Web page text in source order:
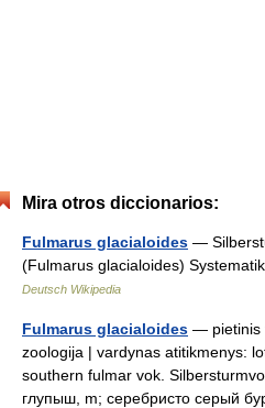
Mira otros diccionarios:
Fulmarus glacialoides —
(Fulmarus glacialoides)
Deutsch Wikipedia
Fulmarus glacialoides — pietinis
zoologija | vardynas atitikmenys:
southern fulmar vok.
глупыш, m; серебристо серый